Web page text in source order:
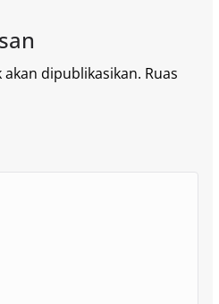
dipublikasikan. Ruas